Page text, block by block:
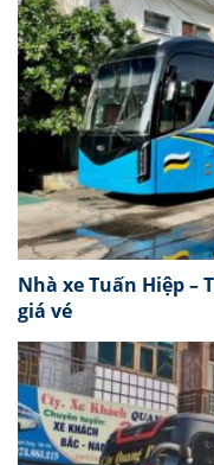
Nhà xe Tuấn Hiệp –
giá vé